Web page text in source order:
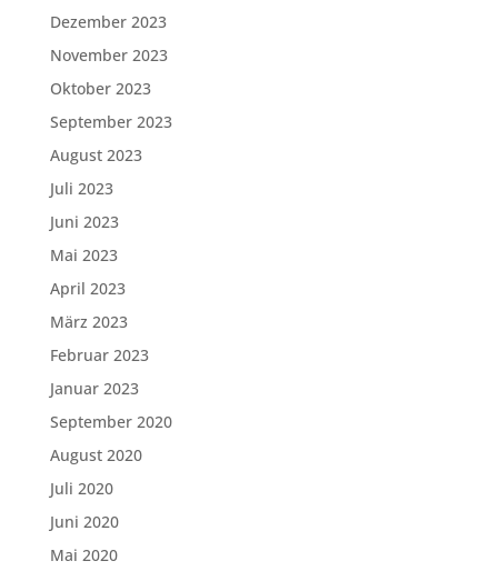
Dezember 2023
November 2023
Oktober 2023
September 2023
August 2023
Juli 2023
Juni 2023
Mai 2023
April 2023
März 2023
Februar 2023
Januar 2023
September 2020
August 2020
Juli 2020
Juni 2020
Mai 2020